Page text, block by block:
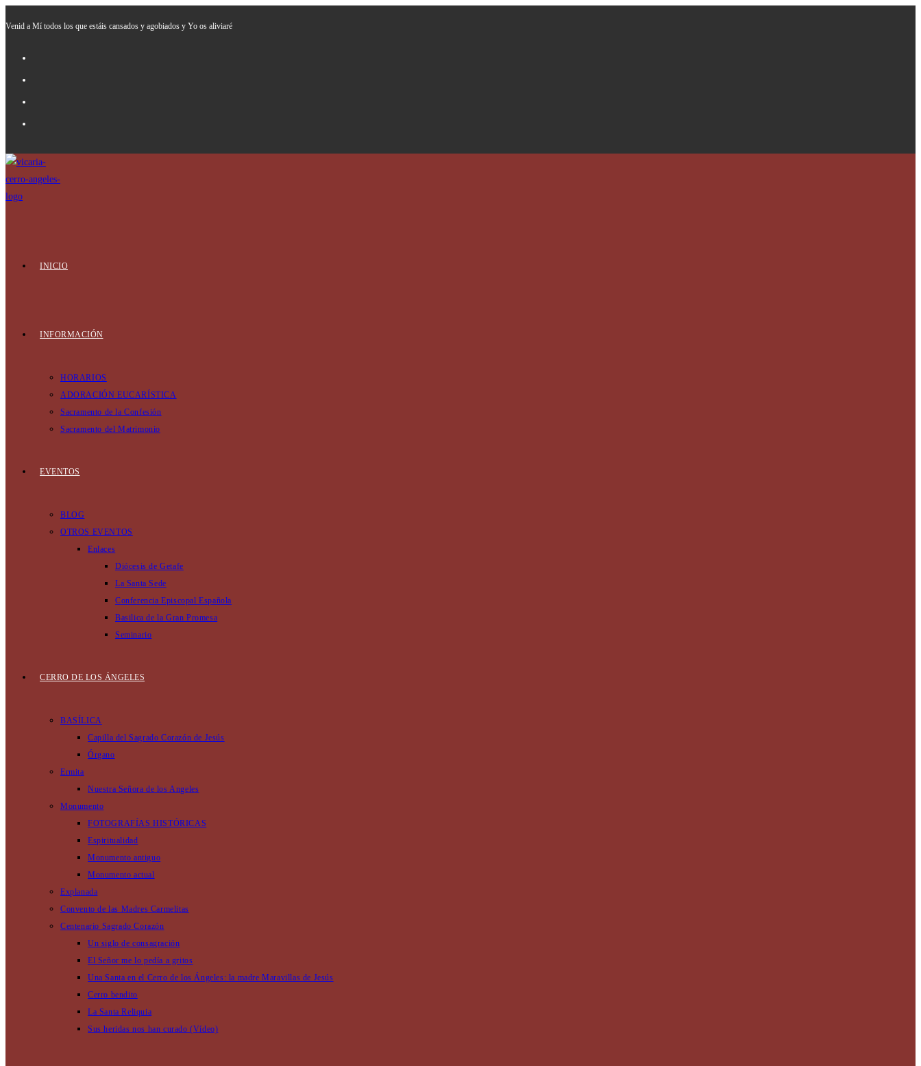
al
Venid a Mí todos los que estáis cansados y agobiados y Yo os aliviaré
INICIO
INFORMACIÓN
HORARIOS
ADORACIÓN EUCARÍSTICA
Sacramento de la Confesión
Sacramento del Matrimonio
EVENTOS
BLOG
OTROS EVENTOS
Enlaces
Diócesis de Getafe
La Santa Sede
Conferencia Episcopal Española
Basilica de la Gran Promesa
Seminario
CERRO DE LOS ÁNGELES
BASÍLICA
Capilla del Sagrado Corazón de Jesús
Órgano
Ermita
Nuestra Señora de los Angeles
Monumento
FOTOGRAFÍAS HISTÓRICAS
Espiritualidad
Monumento antiguo
Monumento actual
Explanada
Convento de las Madres Carmelitas
Centenario Sagrado Corazón
Un siglo de consagración
El Señor me lo pedía a gritos
Una Santa en el Cerro de los Ángeles: la madre Maravillas de Jesús
Cerro bendito
La Santa Reliquia
Sus heridas nos han curado (Vídeo)